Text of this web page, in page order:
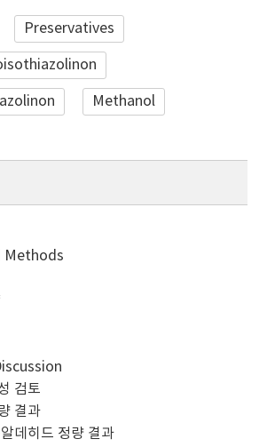
Preservatives
Methanol
Methods
검토
결과
데히드 정량 결과